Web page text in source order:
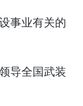
事业有关的
导全国武装